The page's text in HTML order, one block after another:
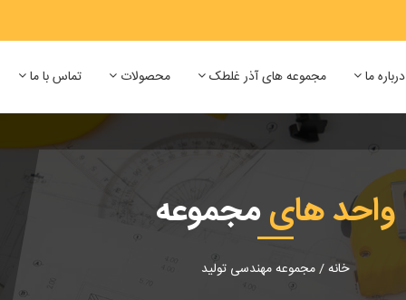
درباره ما مجموعه های آذر غلطک محصولات تماس با ما
واحد هایمجموعه
خانه/مجموعه مهندسی تولید